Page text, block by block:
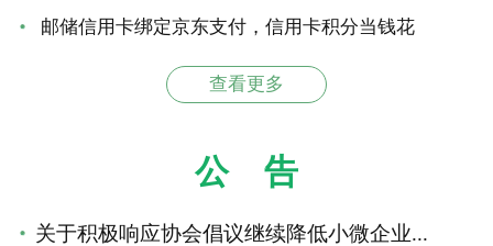
邮储信用卡绑定京东支付，信用卡积分当钱花
查看更多
公 告
关于积极响应协会倡议继续降低小微企业...